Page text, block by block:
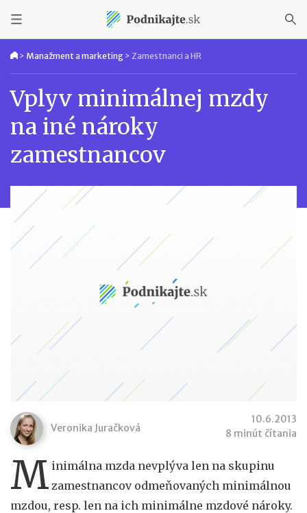
> Manažment a marketing > Zamestnanci a HR
Vplyv minimálnej mzdy
na iné nároky
zamestnancov
Veronika Juračková
10.6.2013
8 minút čítania
M inimálna mzda nevplýva len na skupinu
zamestnancov odmeňovaných minimálnou
mzdou, resp. len na ich minimálne mzdové nároky.